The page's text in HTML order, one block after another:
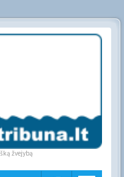
žvejybą